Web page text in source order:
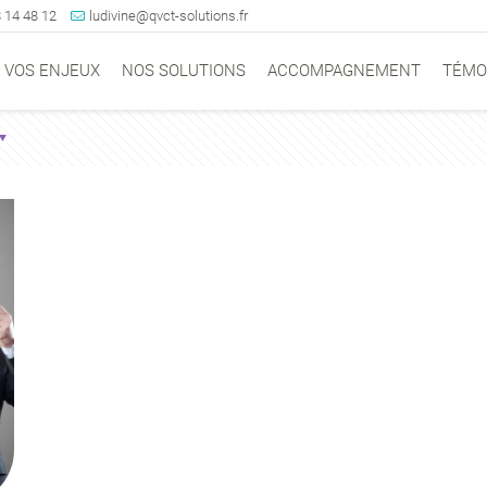
14 48 12 ludivine@qvct-solutions.fr
VOS ENJEUX NOS SOLUTIONS ACCOMPAGNEMENT